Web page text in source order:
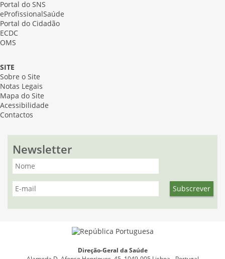
Portal do SNS
eProfissionalSaúde
Portal do Cidadão
ECDC
OMS
SITE
Sobre o Site
Notas Legais
Mapa do Site
Acessibilidade
Contactos
Newsletter
Direção-Geral da Saúde